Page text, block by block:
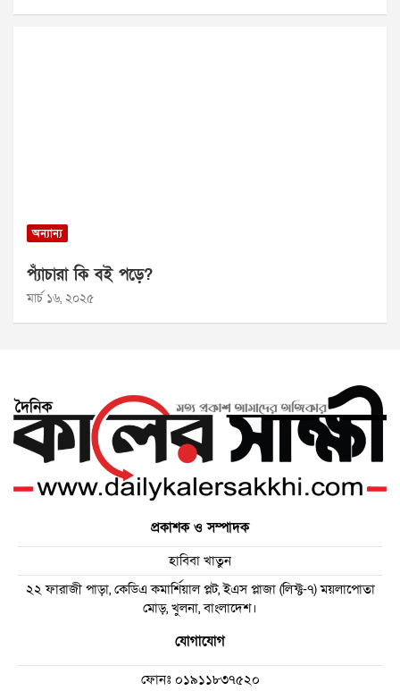
অন্যান্য
প্যাঁচারা কি বই পড়ে?
মার্চ ১৬, ২০২৫
প্রকাশক ও সম্পাদক
হাবিবা খাতুন
২২ ফারাজী পাড়া, কেডিএ কমার্শিয়াল প্লট, ইএস প্লাজা (লিফ্ট-৭) ময়লাপোতা
মোড়, খুলনা, বাংলাদেশ।
যোগাযোগ
ফোনঃ০১৯১১৮৩৭৫২০